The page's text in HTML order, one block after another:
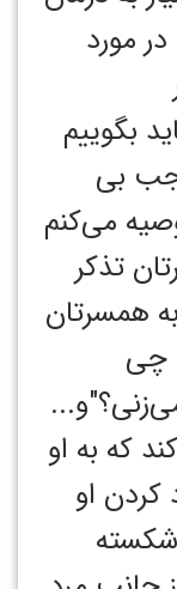
مورد
بگوییم
بی
می‌کنم
تذکر
همسرتان
چی
که به او
کردن او
شکسته